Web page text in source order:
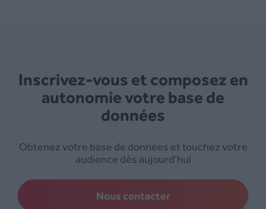
Inscrivez-vous et composez en
autonomie votre base de
données
Obtenez votre base de données et touchez votre
audience dès aujourd’hui
Nous contacter